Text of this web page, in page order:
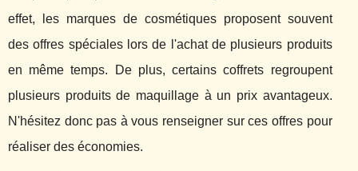
effet, les marques de cosmétiques proposent souvent
des offres spéciales lors de l'achat de plusieurs produits
en même temps. De plus, certains coffrets regroupent
plusieurs produits de maquillage à un prix avantageux.
N'hésitez donc pas à vous renseigner sur ces offres pour
réaliser des économies.